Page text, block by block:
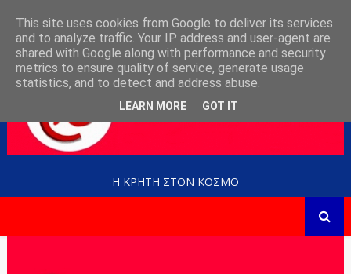
Η ΚΡΗΤΗ ΣΤΟN KOΣΜΟ
This site uses cookies from Google to deliver its services
and to analyze traffic. Your IP address and user-agent are
shared with Google along with performance and security
metrics to ensure quality of service, generate usage
statistics, and to detect and address abuse.
LEARN MORE GOT IT